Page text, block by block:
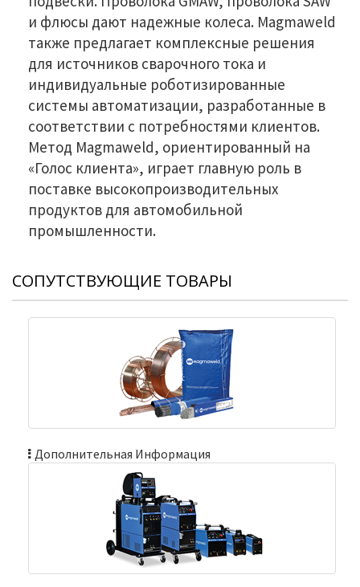
и флюсы дают надежные колеса. Magmaweld
также предлагает комплексные решения
для источников сварочного тока и
индивидуальные роботизированные
системы автоматизации, разработанные в
соответствии с потребностями клиентов.
Метод Magmaweld, ориентированный на
«Голос клиента», играет главную роль в
поставке высокопроизводительных
продуктов для автомобильной
промышленности.
СОПУТСТВУЮЩИЕ ТОВАРЫ
Дополнительная Информация